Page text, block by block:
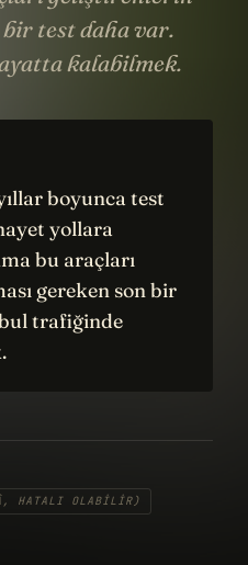
bir test daha var.
kalabilmek.
boyunca test
yollara
bu araçları
gereken son bir
trafiğinde
HATALI OLABILIR)